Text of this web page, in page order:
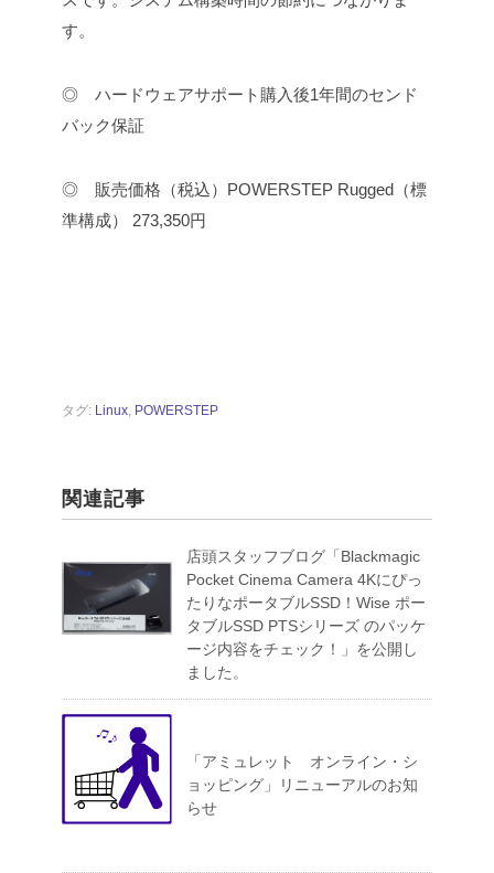
す。
◎ ハードウェアサポート 購入後1年間のセンド
バック保証
◎ 販売価格（税込） POWERSTEP Rugged（標
準構成） 273,350円
タグ: Linux, POWERSTEP
関連記事
店頭スタッフブログ「Blackmagic
Pocket Cinema Camera 4Kにぴっ
たりなポータブルSSD！Wise ポー
タブルSSD PTSシリーズ のパッケ
ージ内容をチェック！」を公開し
ました。
「アミュレット オンライン・シ
ョッピング」リニューアルのお知
らせ